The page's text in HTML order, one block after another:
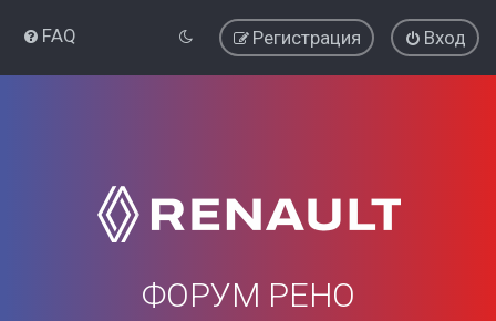
FAQ Вход
Регистрация
ФОРУМ РЕНО